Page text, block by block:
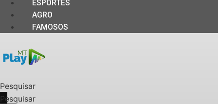
ESPORTES
AGRO
FAMOSOS
Pesquisar
Pesquisar